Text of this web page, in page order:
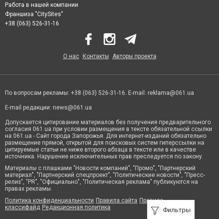
Фильтры
Работа в нашей компании
Франшиза "CitySites"
+38 (063) 526-31-16
О нас Контакты Авторы проекта
По вопросам рекламы: +38 (063) 526-31-16. E-mail: reklama@061.ua
E-mail редакции: news@061.ua
Допускается цитирование материалов без получения предварительного
согласия 061.ua при условии размещения в тексте обязательной ссылки
на 061.ua - Сайт города Запорожья. Для интернет-изданий обязательно
размещение прямой, открытой для поисковых систем гиперссылки на
цитируемые статьи не ниже второго абзаца в тексте или в качестве
источника. Нарушение исключительных прав преследуется по закону.
Материалы с плашками "Новости компаний", "Промо", "Партнерский
материал", "Партнерский спецпроект", "Политические новости", "Пресс-
релиз", "PR", "Официально", "Политическая реклама" публикуются на
правах рекламы.
Политика конфиденциальности Правила сайта Правила
классифайд Редакционная политика